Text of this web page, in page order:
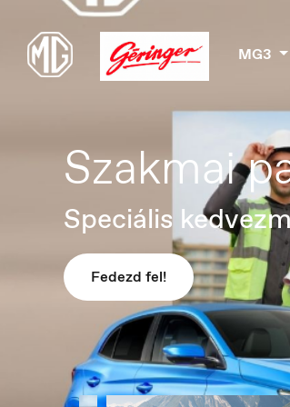
MG3
MG Nyári
Fedezd fel!